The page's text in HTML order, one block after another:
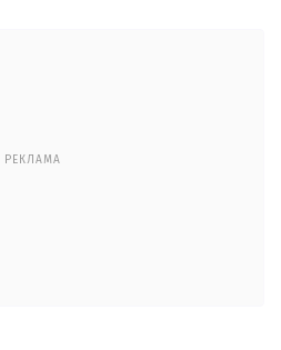
РЕКЛАМА